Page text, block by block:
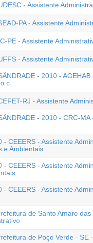
- Assistente
PA - Assistente
PE - Assistente
- Assistente
- 2010 - AGEHAB
c
RJ - Assistente
- 2010 - CRC-MA
- CEEERS - Assistente
e Ambientais
- CEEERS - Assistente
- CEEERS - Assistente
de Santo Amaro das
de Poço Verde - SE